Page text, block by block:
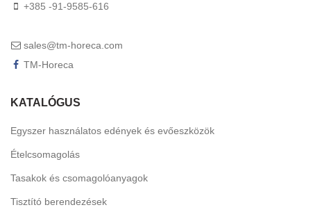
+385 -91-9585-616
sales@tm-horeca.com
TM-Horeca
KATALÓGUS
Egyszer használatos edények és evőeszközök
Ételcsomagolás
Tasakok és csomagolóanyagok
Tisztító berendezések